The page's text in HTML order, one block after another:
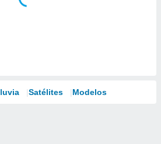
Satélites Modelos